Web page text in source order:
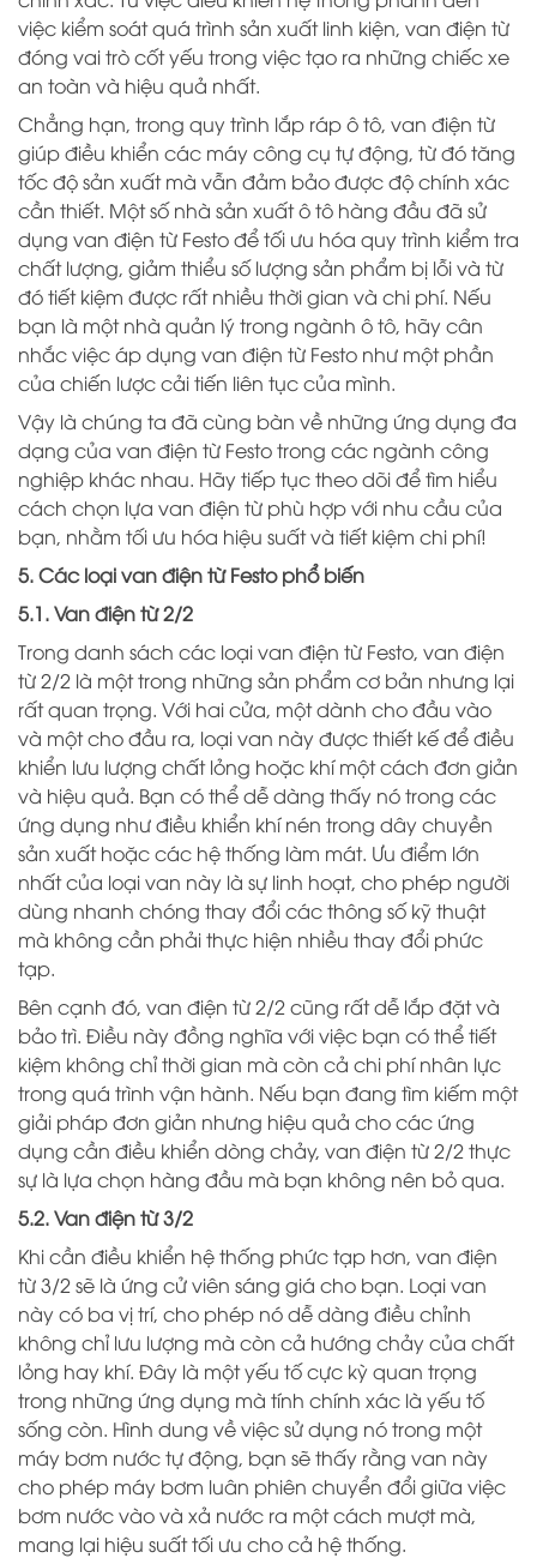
việc kiểm soát quá trình sản xuất linh kiện, van điện từ
đóng vai trò cốt yếu trong việc tạo ra những chiếc xe
an toàn và hiệu quả nhất.
Chẳng hạn, trong quy trình lắp ráp ô tô, van điện từ
giúp điều khiển các máy công cụ tự động, từ đó tăng
tốc độ sản xuất mà vẫn đảm bảo được độ chính xác
cần thiết. Một số nhà sản xuất ô tô hàng đầu đã sử
dụng van điện từ Festo để tối ưu hóa quy trình kiểm tra
chất lượng, giảm thiểu số lượng sản phẩm bị lỗi và từ
đó tiết kiệm được rất nhiều thời gian và chi phí. Nếu
bạn là một nhà quản lý trong ngành ô tô, hãy cân
nhắc việc áp dụng van điện từ Festo như một phần
của chiến lược cải tiến liên tục của mình.
Vậy là chúng ta đã cùng bàn về những ứng dụng đa
dạng của van điện từ Festo trong các ngành công
nghiệp khác nhau. Hãy tiếp tục theo dõi để tìm hiểu
cách chọn lựa van điện từ phù hợp với nhu cầu của
bạn, nhằm tối ưu hóa hiệu suất và tiết kiệm chi phí!
5. Các loại van điện từ Festo phổ biến
5.1. Van điện từ 2/2
Trong danh sách các loại van điện từ Festo, van điện
từ 2/2 là một trong những sản phẩm cơ bản nhưng lại
rất quan trọng. Với hai cửa, một dành cho đầu vào
và một cho đầu ra, loại van này được thiết kế để điều
khiển lưu lượng chất lỏng hoặc khí một cách đơn giản
và hiệu quả. Bạn có thể dễ dàng thấy nó trong các
ứng dụng như điều khiển khí nén trong dây chuyền
sản xuất hoặc các hệ thống làm mát. Ưu điểm lớn
nhất của loại van này là sự linh hoạt, cho phép người
dùng nhanh chóng thay đổi các thông số kỹ thuật
mà không cần phải thực hiện nhiều thay đổi phức
tạp.
Bên cạnh đó, van điện từ 2/2 cũng rất dễ lắp đặt và
bảo trì. Điều này đồng nghĩa với việc bạn có thể tiết
kiệm không chỉ thời gian mà còn cả chi phí nhân lực
trong quá trình vận hành. Nếu bạn đang tìm kiếm một
giải pháp đơn giản nhưng hiệu quả cho các ứng
dụng cần điều khiển dòng chảy, van điện từ 2/2 thực
sự là lựa chọn hàng đầu mà bạn không nên bỏ qua.
5.2. Van điện từ 3/2
Khi cần điều khiển hệ thống phức tạp hơn, van điện
từ 3/2 sẽ là ứng cử viên sáng giá cho bạn. Loại van
này có ba vị trí, cho phép nó dễ dàng điều chỉnh
không chỉ lưu lượng mà còn cả hướng chảy của chất
lỏng hay khí. Đây là một yếu tố cực kỳ quan trọng
trong những ứng dụng mà tính chính xác là yếu tố
sống còn. Hình dung về việc sử dụng nó trong một
máy bơm nước tự động, bạn sẽ thấy rằng van này
cho phép máy bơm luân phiên chuyển đổi giữa việc
bơm nước vào và xả nước ra một cách mượt mà,
mang lại hiệu suất tối ưu cho cả hệ thống.